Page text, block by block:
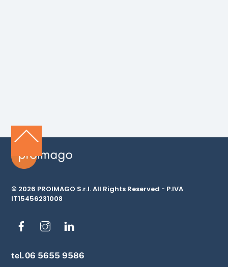
To
© 2026 PROIMAGO S.r.l. All Rights Reserved - P.IVA
IT15456231008
FacebookInstagram
tel.06 5655 9586